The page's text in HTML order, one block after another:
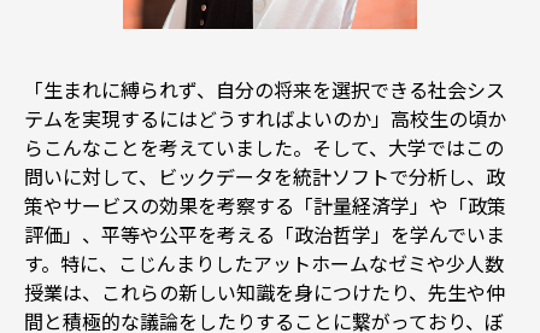
「生まれに縛られず、自分の将来を選択できる社会シス
テムを実現するにはどうすればよいのか」高校生の頃か
らこんなことを考えていました。そして、大学ではこの
問いに対して、ビックデータを統計ソフトで分析し、政
策やサービスの効果を考察する「計量経済学」や「政策
評価」、平等や公平を考える「政治哲学」を学んでいま
す。特に、こじんまりしたアットホームなゼミや少人数
授業は、これらの新しい知識を身につけたり、先生や仲
間と積極的な議論をしたりすることに繋がっており、ぼ